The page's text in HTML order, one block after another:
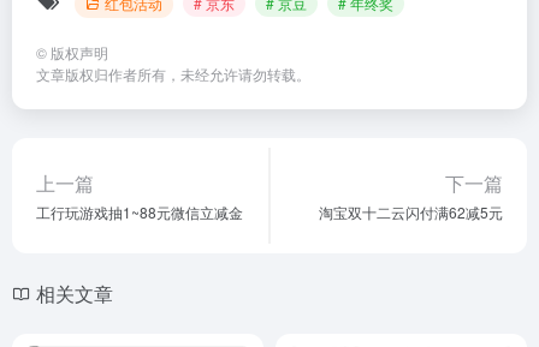
© 版权声明
文章版权归作者所有，未经允许请勿转载。
上一篇
工行玩游戏抽1~88元微信立减金
下一篇
淘宝双十二云闪付满62减5元
相关文章